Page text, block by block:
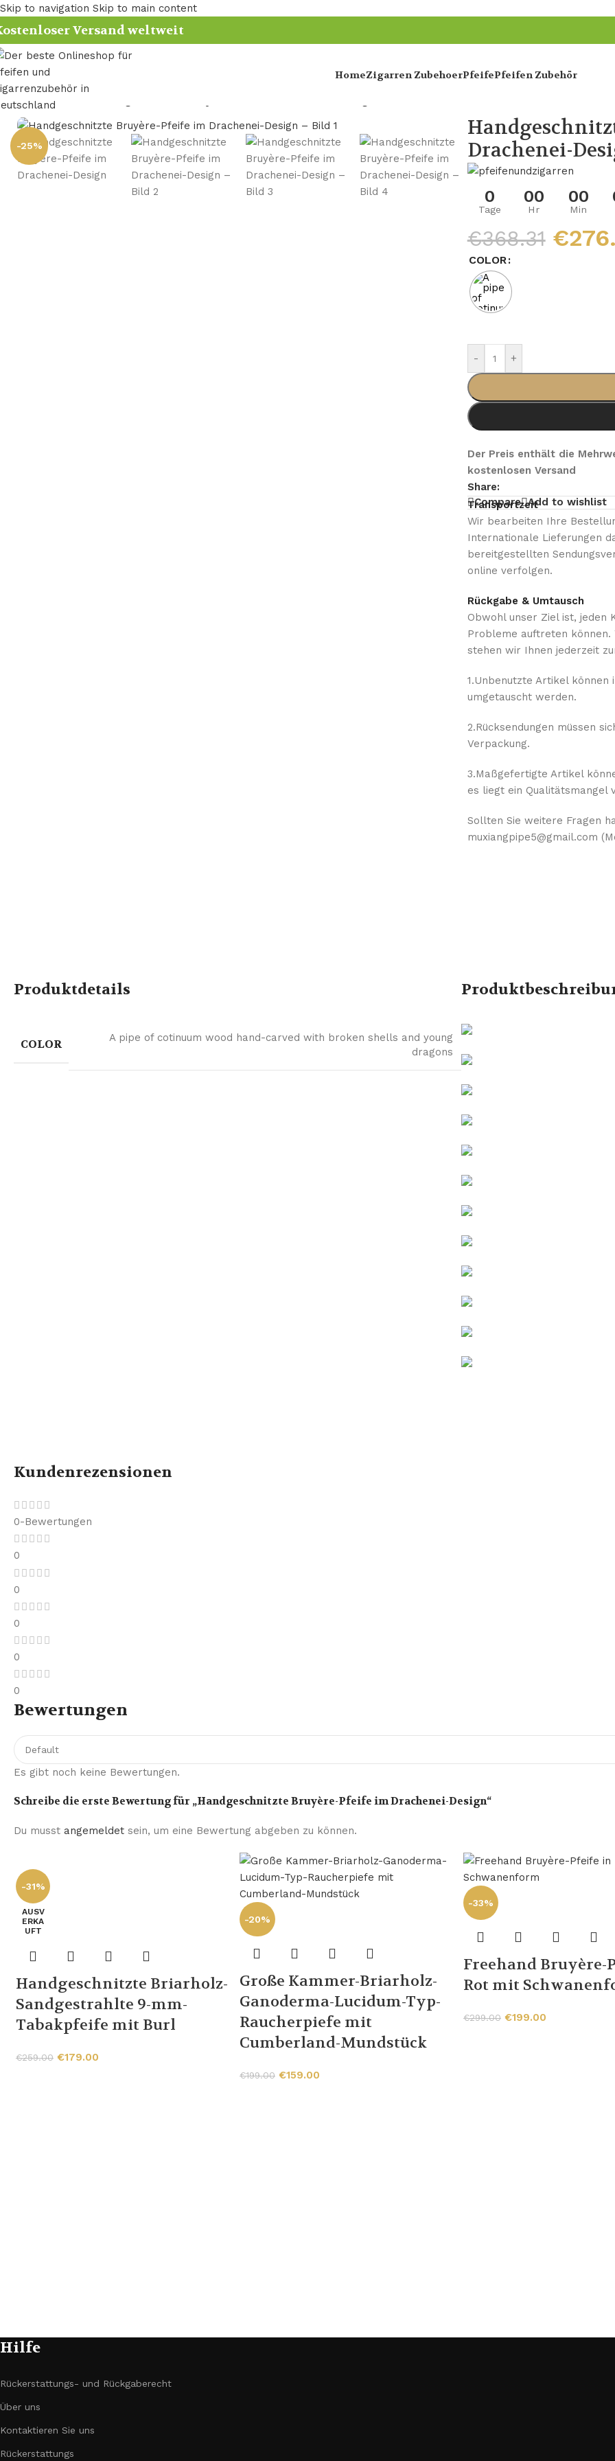
Skip to navigation Skip to main content
Versand weltweit
HomeZigarren ZubehoerPfeifePfeifen Zubehör
Startseite
-25%
Drachenei-
0
Tage
00
Hr
00
Min
€368.31 €
COLOR
- +
Der Preis enthält die
kostenlosen Versand
Share:
Compare Add to wishlist
Transportzeit
Wir bearbeiten Ihre
Internationale Lieferungen
bereitgestellten
online verfolgen.
Rückgabe & Umtausch
Obwohl unser Ziel ist, jeden
Probleme auftreten können.
stehen wir Ihnen jederzeit
1.Unbenutzte Artikel
umgetauscht werden.
2.Rücksendungen müssen
Verpackung.
3.Maßgefertigte Artikel
es liegt ein Qualitätsmangel
Sollten Sie weitere Fragen
muxiangpipe5@gmail.com
Produktdetails
COLOR
A pipe of cotinuum wood hand-carved with broken shells and young
dragons
Kundenrezensionen
0-Bewertungen
0
0
0
0
0
Bewertungen
Es gibt noch keine Bewertungen.
Schreibe die erste Bewertung für „Handgeschnitzte Bruyère-Pfeife im Drachenei-Design“
Du musst angemeldet sein, um eine Bewertung abgeben zu können.
-31%
AUSV
ERKA
UFT
Handgeschnitzte Briarholz-
Sandgestrahlte 9-mm-
Tabakpfeife mit Burl
€259.00 €179.00
-20%
Große Kammer-Briarholz-
Ganoderma-Lucidum-Typ-
Raucherpiefe mit
Cumberland-Mundstück
€199.00 €159.00
-33%
Freehand Bruyère-
Rot mit
€299.00 €199.00
Hilfe
Rückerstattungs- und Rückgaberecht
Über uns
Kontaktieren Sie uns
Rückerstattungs